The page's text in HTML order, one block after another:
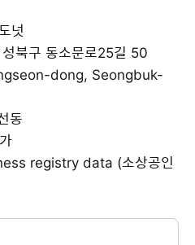
넛
북구 동소문로25길 50
dong, Seongbuk-
동
registry data (소상공인